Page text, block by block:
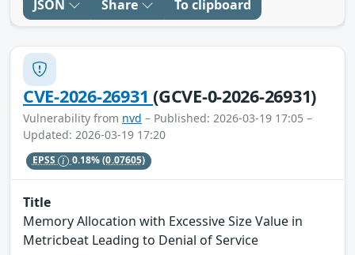
JSON Share To clipboard
CVE-2026-26931(GCVE-0-2026-26931)
Vulnerability from nvd – Published: 2026-03-19 17:05 –
Updated: 2026-03-19 17:20
EPSS 0.18%(0.07605)
Title
Memory Allocation with Excessive Size Value in
Metricbeat Leading to Denial of Service